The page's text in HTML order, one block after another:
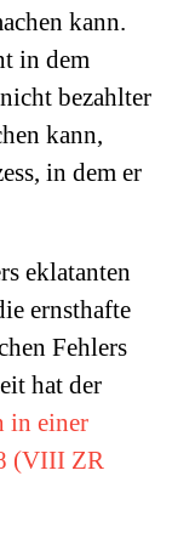
kann.
in dem
bezahlter
kann,
in dem er
eklatanten
ernsthafte
Fehlers
hat der
in einer
(VIII ZR